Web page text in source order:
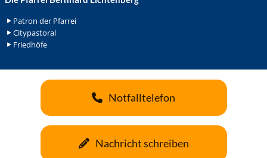
Patron der Pfarrei
Citypastoral
Friedhöfe
Notfalltelefon
Nachricht schreiben